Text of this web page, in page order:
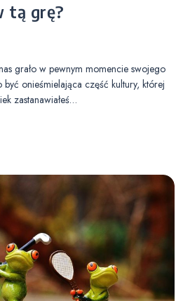
tą grę?
grało w pewnym momencie swojego
onieśmielająca część kultury, której
zastanawiałeś…